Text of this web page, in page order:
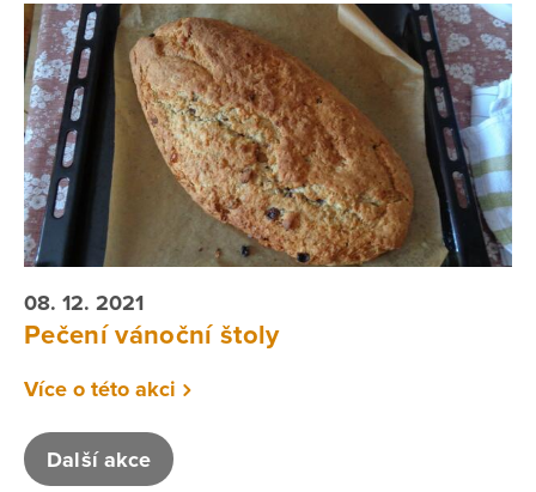
08. 12. 2021
Pečení vánoční štoly
Více o této akci
Další akce